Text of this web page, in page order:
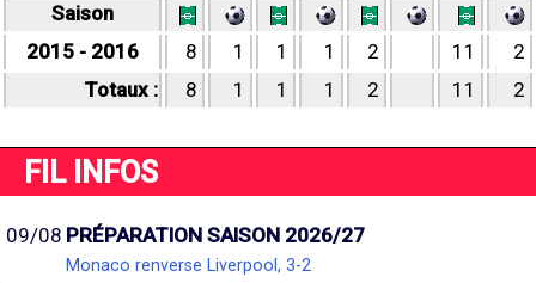
Saison
2015 - 2016
8 1 1 1 2 11
2
Totaux :
8 1 1 1 2 11 2
FIL INFOS
09/08 PRÉPARATION SAISON 2026/27
Monaco renverse Liverpool, 3-2